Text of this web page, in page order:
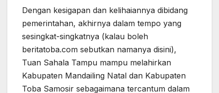
Dengan kesigapan dan kelihaiannya dibidang
pemerintahan, akhirnya dalam tempo yang
sesingkat-singkatnya (kalau boleh
beritatoba.com sebutkan namanya disini),
Tuan Sahala Tampu mampu melahirkan
Kabupaten Mandailing Natal dan Kabupaten
Toba Samosir sebagaimana tercantum dalam